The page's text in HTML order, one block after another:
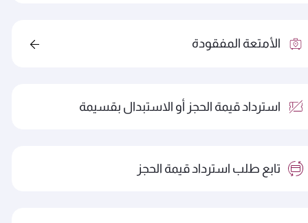
الأمتعة المفقودة
استرداد قيمة الحجز أو الاستبدال بقسيمة
تابع طلب استرداد قيمة الحجز